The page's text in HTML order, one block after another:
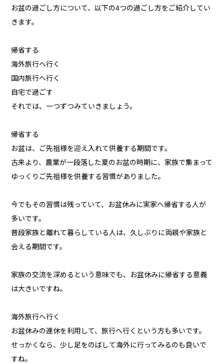
お盆の過ごし方について、以下の4つの過ごし方をご紹介してい
きます。
帰省する
海外旅行へ行く
国内旅行へ行く
自宅で過ごす
それでは、一つずつみていきましょう。
帰省する
お盆は、ご先祖様を迎え入れて供養する期間です。
古来より、農業が一段落した夏のお盆の時期に、家族で集まって
ゆっくりご先祖様を供養する習慣がありました。
今でもその習慣は残っていて、お盆休みに実家へ帰省する人が
多いです。
普段家族と離れて暮らしている人は、久しぶりに両親や家族と
会える期間です。
家族の交流を深めるという意味でも、お盆休みに帰省する意義
は大きいですね。
海外旅行へ行く
お盆休みの連休を利用して、旅行へ行くという方も多いです。
せっかくなら、少し足をのばして海外に行ってみるのも良いで
すね。